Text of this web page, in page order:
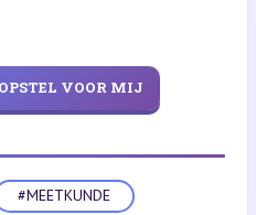
VOOR MIJ
#MEETKUNDE